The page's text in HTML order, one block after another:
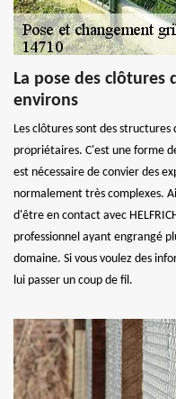
La pose des clôtures
environs
Les clôtures sont des
propriétaires. C'est une forme
est nécessaire de convier des
normalement très complexes.
d'être en contact avec
professionnel ayant engrangé
domaine. Si vous voulez des
lui passer un coup de fil.